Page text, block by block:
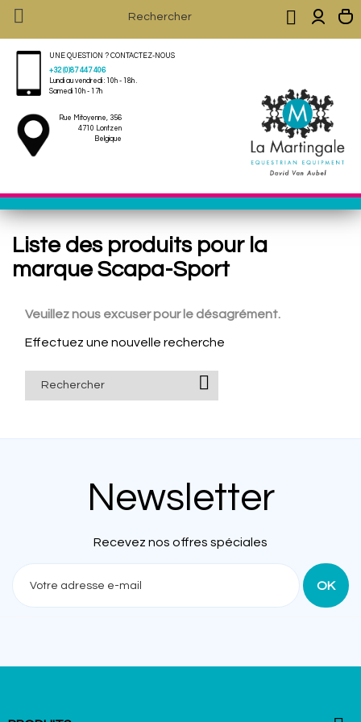
 
UNE QUESTION ? CONTACTEZ-NOUS
+32 (0)87 447 406
Lundi au vendredi : 10h - 18h .
Samedi 10h - 17h
Rue Mitoyenne, 356
4710 Lontzen
Belgique
Liste des produits pour la
marque Scapa-Sport
Veuillez nous excuser pour le désagrément.
Effectuez une nouvelle recherche

Newsletter
Recevez nos offres spéciales